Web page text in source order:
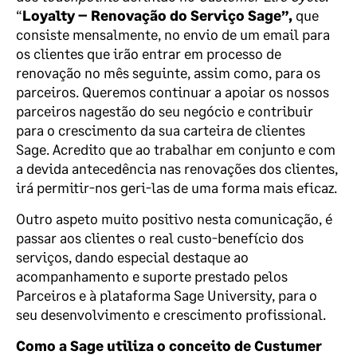
“Loyalty – Renovação do Serviço Sage”, que
consiste mensalmente, no envio de um email para
os clientes que irão entrar em processo de
renovação no mês seguinte, assim como, para os
parceiros. Queremos continuar a apoiar os nossos
parceiros nagestão do seu negócio e contribuir
para o crescimento da sua carteira de clientes
Sage. Acredito que ao trabalhar em conjunto e com
a devida antecedência nas renovações dos clientes,
irá permitir-nos geri-las de uma forma mais eficaz.
Outro aspeto muito positivo nesta comunicação, é
passar aos clientes o real custo-benefício dos
serviços, dando especial destaque ao
acompanhamento e suporte prestado pelos
Parceiros e à plataforma Sage University, para o
seu desenvolvimento e crescimento profissional.
Como a Sage utiliza o conceito de Custumer